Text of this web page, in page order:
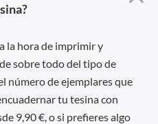
la hora de imprimir y
sobre todo del tipo de
número de ejemplares que
tu tesina con
9,90 €, o si prefieres algo